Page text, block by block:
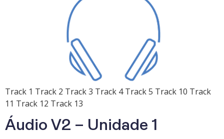
Track 1 Track 2 Track 3 Track 4 Track 5 Track 10 Track
11 Track 12 Track 13
Áudio V2 – Unidade 1